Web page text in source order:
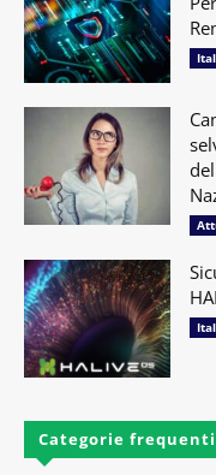
Categorie frequenti